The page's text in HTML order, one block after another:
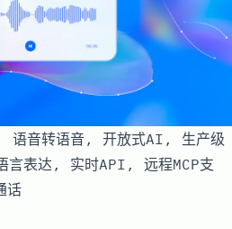
音转语音, 开放式AI, 生产级
表达, 实时API, 远程MCP支
话